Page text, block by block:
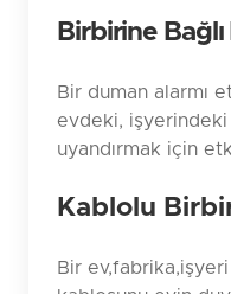
Birbirine
Bir duman alarmı
evdeki, işyerindeki
uyandırmak için
Kablolu
Bir